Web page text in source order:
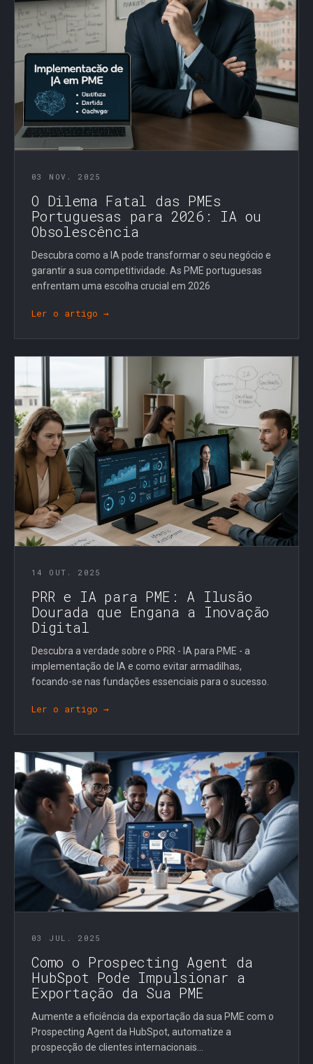
03 NOV. 2025
O Dilema Fatal das PMEs
Portuguesas para 2026: IA ou
Obsolescência
Descubra como a IA pode transformar o seu negócio e
garantir a sua competitividade. As PME portuguesas
enfrentam uma escolha crucial em 2026
Ler o artigo →
14 OUT. 2025
PRR e IA para PME: A Ilusão
Dourada que Engana a Inovação
Digital
Descubra a verdade sobre o PRR - IA para PME - a
implementação de IA e como evitar armadilhas,
focando-se nas fundações essenciais para o sucesso.
Ler o artigo →
03 JUL. 2025
Como o Prospecting Agent da
HubSpot Pode Impulsionar a
Exportação da Sua PME
Aumente a eficiência da exportação da sua PME com o
Prospecting Agent da HubSpot, automatize a
prospecção de clientes internacionais...